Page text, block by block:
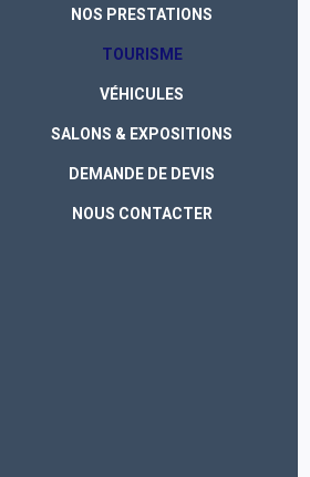
NOS PRESTATIONS
TOURISME
VÉHICULES
SALONS & EXPOSITIONS
DEMANDE DE DEVIS
NOUS CONTACTER